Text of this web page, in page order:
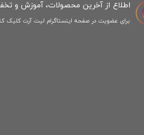
اطلاع از آخرین محصولات، آموزش و
برای عضویت در صفحه اینستاگرام لیت آرت کلیک